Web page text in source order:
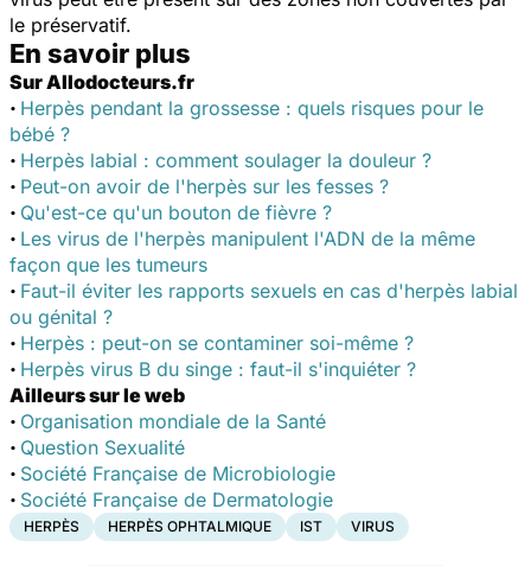
le préservatif.
En savoir plus
Sur Allodocteurs.fr
· Herpès pendant la grossesse : quels risques pour le
bébé ?
· Herpès labial : comment soulager la douleur ?
· Peut-on avoir de l'herpès sur les fesses ?
· Qu'est-ce qu'un bouton de fièvre ?
· Les virus de l'herpès manipulent l'ADN de la même
façon que les tumeurs
· Faut-il éviter les rapports sexuels en cas d'herpès labial
ou génital ?
· Herpès : peut-on se contaminer soi-même ?
· Herpès virus B du singe : faut-il s'inquiéter ?
Ailleurs sur le web
· Organisation mondiale de la Santé
· Question Sexualité
· Société Française de Microbiologie
· Société Française de Dermatologie
HERPÈS HERPÈS OPHTALMIQUE IST VIRUS